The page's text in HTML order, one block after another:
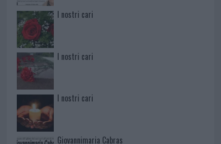
I nostri cari
I nostri cari
I nostri cari
Giovannimaria Cabras